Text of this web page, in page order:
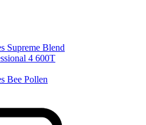
Supreme Blend
4 600T
Bee Pollen